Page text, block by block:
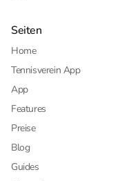
Seiten
Home
Tennisverein App
App
Features
Preise
Blog
Guides